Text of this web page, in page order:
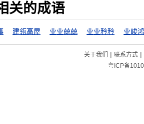
关的成语
建瓴高屋 业业兢兢 业业矜矜 业峻
关于我们 | 联系方式|
粤ICP备